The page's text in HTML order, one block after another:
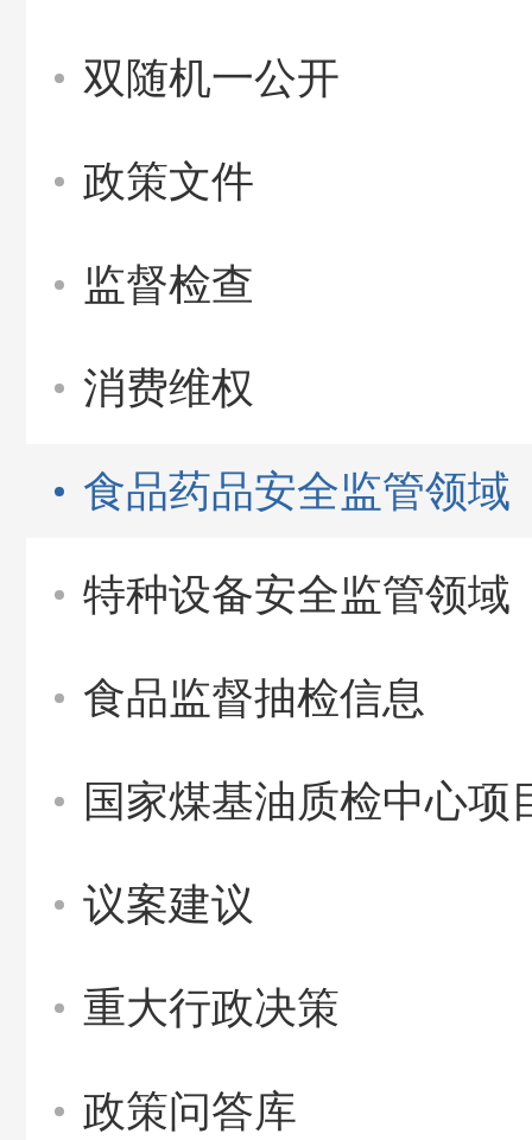
双随机一公开
政策文件
监督检查
消费维权
食品药品安全监管领域
特种设备安全监管领域
食品监督抽检信息
国家煤基油质检中心项
议案建议
重大行政决策
政策问答库